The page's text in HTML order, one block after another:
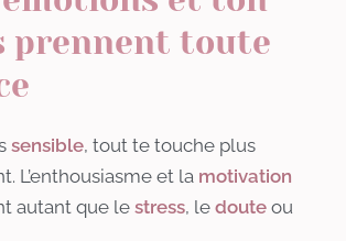
prennent toute
sensible, tout te touche plus
L’enthousiasme et la motivation
autant que le stress, le doute ou